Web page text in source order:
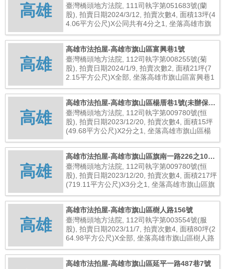
高雄
辦保存登記建物)
臺灣橋頭地方法院, 111司執字第051683號(蘭
股), 拍賣日期2024/3/12, 拍賣次數4, 面積13坪(4
4.06平方公尺)X公同共有4分之1, 坐落高雄市旗
賣底價90,000元
高雄
高雄市法拍屋-高雄市旗山區富興巷1號
臺灣橋頭地方法院, 112司執字第008255號(菊
股), 拍賣日期2024/1/9, 拍賣次數2, 面積21坪(7
2.15平方公尺)X全部, 坐落高雄市旗山區富興巷1
高雄
高雄市法拍屋-高雄市旗山區楊厝巷1號(未辦保存
登記建物)
臺灣橋頭地方法院, 112司執字第009780號(恒
股), 拍賣日期2023/12/20, 拍賣次數4, 面積15坪
(49.68平方公尺)X2分之1, 坐落高雄市旗山區楊
0元
高雄
高雄市法拍屋-高雄市旗山區旗南一路226之10號
(未辦保存登記建物)
臺灣橋頭地方法院, 112司執字第009780號(恒
股), 拍賣日期2023/12/20, 拍賣次數4, 面積217坪
(719.11平方公尺)X3分之1, 坐落高雄市旗山區旗
價4,362,000元
高雄
高雄市法拍屋-高雄市旗山區樹人路156號
臺灣橋頭地方法院, 112司執字第003554號(服
股), 拍賣日期2023/11/7, 拍賣次數4, 面積80坪(2
64.98平方公尺)X全部, 坐落高雄市旗山區樹人路
高雄市法拍屋-高雄市旗山區延平一路487巷7號